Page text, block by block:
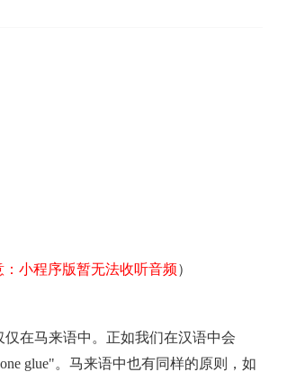
：小程序版暂无法收听音频）
仅在马来语中。正如我们在汉语中会
glue"。 马来语中也有同样的原则，如